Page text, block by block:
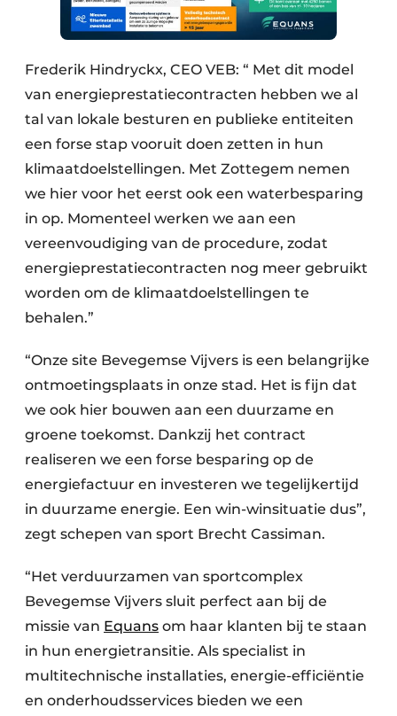
Frederik Hindryckx, CEO VEB: “ Met dit model
van energieprestatiecontracten hebben we al
tal van lokale besturen en publieke entiteiten
een forse stap vooruit doen zetten in hun
klimaatdoelstellingen. Met Zottegem nemen
we hier voor het eerst ook een waterbesparing
in op. Momenteel werken we aan een
vereenvoudiging van de procedure, zodat
energieprestatiecontracten nog meer gebruikt
worden om de klimaatdoelstellingen te
behalen.”
“Onze site Bevegemse Vijvers is een belangrijke
ontmoetingsplaats in onze stad. Het is fijn dat
we ook hier bouwen aan een duurzame en
groene toekomst. Dankzij het contract
realiseren we een forse besparing op de
energiefactuur en investeren we tegelijkertijd
in duurzame energie. Een win-winsituatie dus”,
zegt schepen van sport Brecht Cassiman.
“Het verduurzamen van sportcomplex
Bevegemse Vijvers sluit perfect aan bij de
missie van Equans om haar klanten bij te staan
in hun energietransitie. Als specialist in
multitechnische installaties, energie-efficiëntie
en onderhoudsservices bieden we een